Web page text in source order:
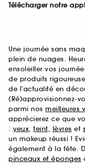
Télécharger notre
Une journée sans
plein de nuages.
ensoleiller vos
de produits
de l’actualité en
(Ré)approvisionnez-
parmi nos meilleures
apprécierez ce que
: yeux, teint, lèvres et
un makeup réussi !
également à la fête.
pinceaux et éponges